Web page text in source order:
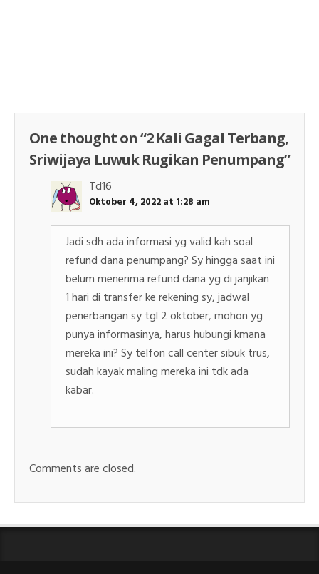
One thought on “2 Kali Gagal Terbang,
Sriwijaya Luwuk Rugikan Penumpang”
Td16
Oktober 4, 2022 at 1:28 am
Jadi sdh ada informasi yg valid kah soal
refund dana penumpang? Sy hingga saat ini
belum menerima refund dana yg di janjikan
1 hari di transfer ke rekening sy, jadwal
penerbangan sy tgl 2 oktober, mohon yg
punya informasinya, harus hubungi kmana
mereka ini? Sy telfon call center sibuk trus,
sudah kayak maling mereka ini tdk ada
kabar.
Comments are closed.